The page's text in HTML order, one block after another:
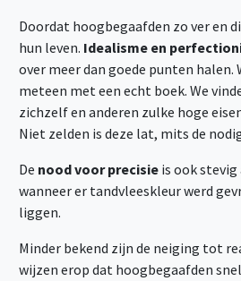
Doordat hoogbegaafden zo ver en
hun leven. Idealisme en
over meer dan goede punten
meteen met een echt boek. We
zichzelf en anderen zulke hoge
Niet zelden is deze lat, mits de
De nood voor precisie is ook
wanneer er tandvleeskleur werd
liggen.
Minder bekend zijn de neiging tot
wijzen erop dat hoogbegaafden